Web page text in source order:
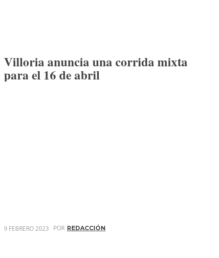
Villoria anuncia una corrida mixta
para el 16 de abril
9 FEBRERO 2023 POR REDACCIÓN